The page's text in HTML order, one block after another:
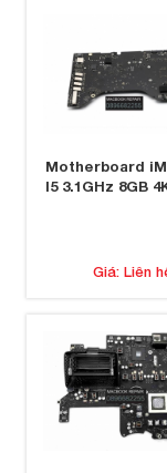
Motherboard
I5 3.1GHz 8GB
Giá: Liên